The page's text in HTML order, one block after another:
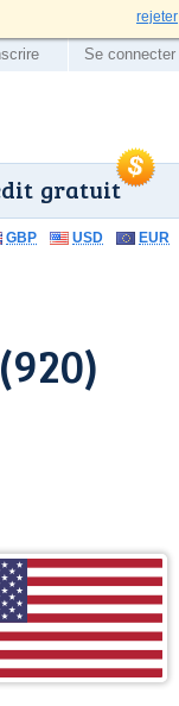
rejeter
gratuit
Se connecter
GBP USD EUR